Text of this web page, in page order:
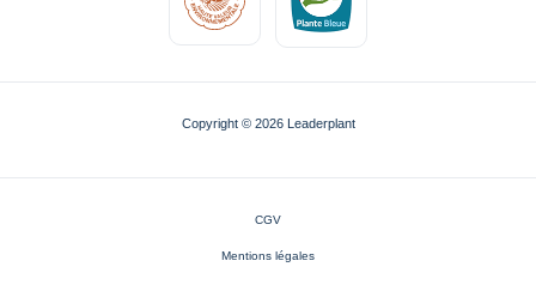
Copyright © 2026 Leaderplant
CGV
Mentions légales